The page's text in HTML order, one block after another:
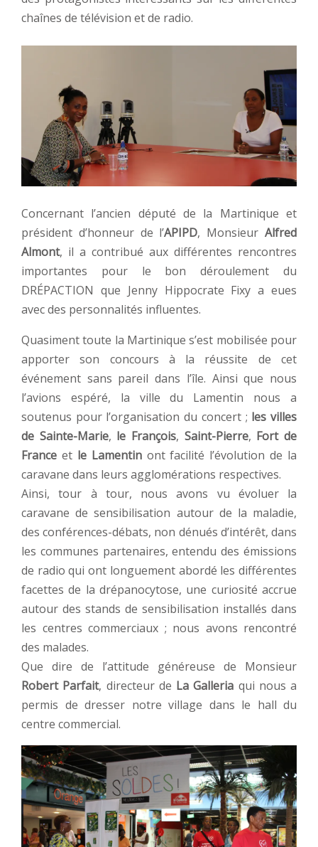
chaînes de télévision et de radio.
Concernant l’ancien député de la Martinique et
président d’honneur de l’APIPD, MonsieurAlfred
Almont, il a contribué aux différentes rencontres
importantes pour le bon déroulement du
DRÉPACTION que Jenny Hippocrate Fixy a eues
avec des personnalités influentes.
Quasiment toute la Martinique s’est mobilisée pour
apporter son concours à la réussite de cet
événement sans pareil dans l’île. Ainsi que nous
l’avions espéré, la ville du Lamentin nous a
soutenus pour l’organisation du concert ; les villes
de Sainte-Marie, le François, Saint-Pierre, Fort de
France et le Lamentinont facilité l’évolution de la
caravane dans leurs agglomérations respectives.
Ainsi, tour à tour, nous avons vu évoluer la
caravane de sensibilisation autour de la maladie,
des conférences-débats, non dénués d’intérêt, dans
les communes partenaires, entendu des émissions
de radio qui ont longuement abordé les différentes
facettes de la drépanocytose, une curiosité accrue
autour des stands de sensibilisation installés dans
les centres commerciaux ; nous avons rencontré
des malades.
Que dire de l’attitude généreuse de Monsieur
Robert Parfait, directeur de La Galleria qui nous a
permis de dresser notre village dans le hall du
centre commercial.